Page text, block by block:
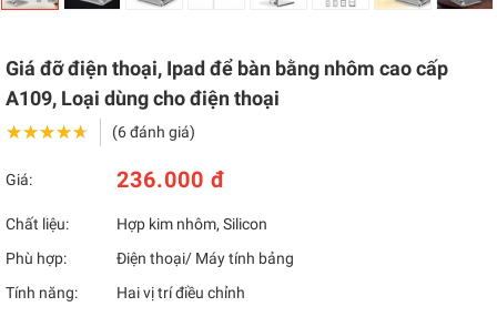
Giá đỡ điện thoại, Ipad để bàn bằng nhôm cao cấp
A109, Loại dùng cho điện thoại
★★★★★
★★★★★ (6 đánh giá)
Giá: 236.000 đ
Chất liệu:
Hợp kim nhôm, Silicon
Phù hợp:
Điện thoại/ Máy tính bảng
Tính năng:
Hai vị trí điều chỉnh